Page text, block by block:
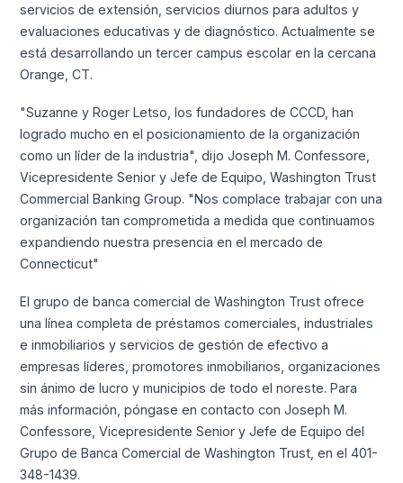
servicios de extensión, servicios diurnos para adultos y
evaluaciones educativas y de diagnóstico. Actualmente se
está desarrollando un tercer campus escolar en la cercana
Orange, CT.
"Suzanne y Roger Letso, los fundadores de CCCD, han
logrado mucho en el posicionamiento de la organización
como un líder de la industria", dijo Joseph M. Confessore,
Vicepresidente Senior y Jefe de Equipo, Washington Trust
Commercial Banking Group. "Nos complace trabajar con una
organización tan comprometida a medida que continuamos
expandiendo nuestra presencia en el mercado de
Connecticut"
El grupo de banca comercial de Washington Trust ofrece
una línea completa de préstamos comerciales, industriales
e inmobiliarios y servicios de gestión de efectivo a
empresas líderes, promotores inmobiliarios, organizaciones
sin ánimo de lucro y municipios de todo el noreste. Para
más información, póngase en contacto con Joseph M.
Confessore, Vicepresidente Senior y Jefe de Equipo del
Grupo de Banca Comercial de Washington Trust, en el 401-
348-1439.